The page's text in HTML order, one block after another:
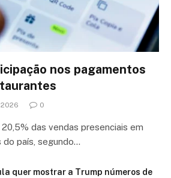
nos pagamentos
0
das vendas presenciais em
país, segundo…
quer mostrar a Trump números de